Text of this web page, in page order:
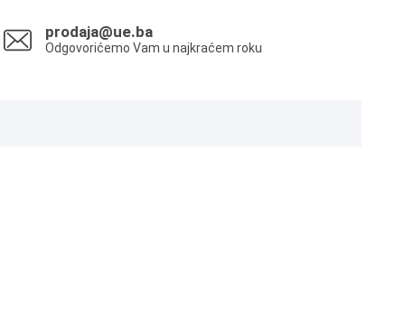
prodaja@ue.ba
Odgovorićemo Vam u najkraćem roku